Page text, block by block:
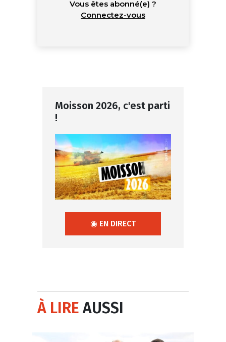
Vous êtes abonné(e) ?
Connectez-vous
Moisson 2026, c'est parti
!
◉ EN DIRECT
À LIREAUSSI